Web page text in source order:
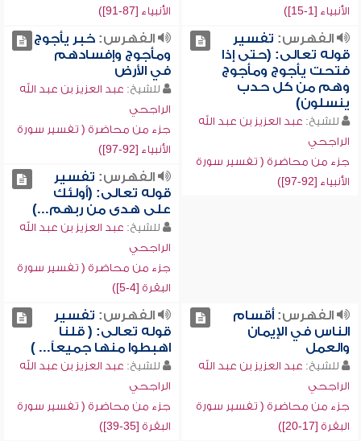
الأنبياء [1-15])
الأنبياء [87-91])
الفهرس: تفسير
قوله تعالى: (حتى إذا
فتحت يأجوج ومأجوج
وهم من كل حدب
ينسلون)
للشيخ: عبد العزيز بن عبد الله
الراجحي
جزء من محاضرة ( تفسير سورة
الأنبياء [92-97])
الفهرس:خبر يأجوج
ومأجوج وإفسادهم
في الأرض
للشيخ: عبد العزيز بن عبد الله
الراجحي
جزء من محاضرة ( تفسير سورة
الأنبياء [92-97])
الفهرس: تفسير
قوله تعالى: (أولئك
على هدى من ربهم...)
للشيخ: عبد العزيز بن عبد الله
الراجحي
جزء من محاضرة ( تفسير سورة
البقرة [4-5])
الفهرس:أقسام
الناس في الإيمان
والعمل
للشيخ: عبد العزيز بن عبد الله
الراجحي
جزء من محاضرة ( تفسير سورة
البقرة [17-20])
الفهرس: تفسير
قوله تعالى: ( قلنا
اهبطوا منها جميعاً... )
للشيخ: عبد العزيز بن عبد الله
الراجحي
جزء من محاضرة ( تفسير سورة
البقرة [35-39])